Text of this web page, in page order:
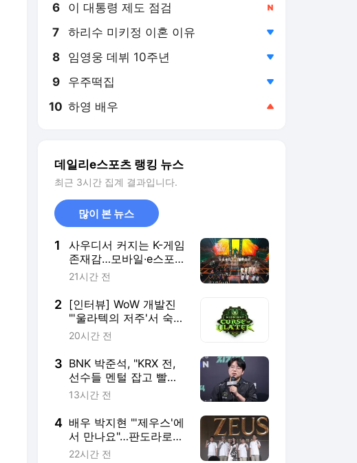
6 이 대통령 제도 점검
7 하리수 미키정 이혼 이유
8 임영웅 데뷔 10주년
9 우주떡집
10 하영 배우
데일리e스포츠 랭킹 뉴스
최근 3시간 집계 결과입니다.
많이 본 뉴스
1
사우디서 커지는 K-게임
존재감…모바일·e스포츠
가 이끌었다
21시간 전
2 [인터뷰] WoW 개발진
"'울라텍의 저주'서 숙제
부담 줄이고 보상 높여"
20시간 전
3 BNK 박준석, "KRX 전,
선수들 멘털 잡고 빨리
준비할 것"
13시간 전
4 배우 박지현 "'제우스'에
서 만나요"…판도라로
이용자와 만난다
22시간 전